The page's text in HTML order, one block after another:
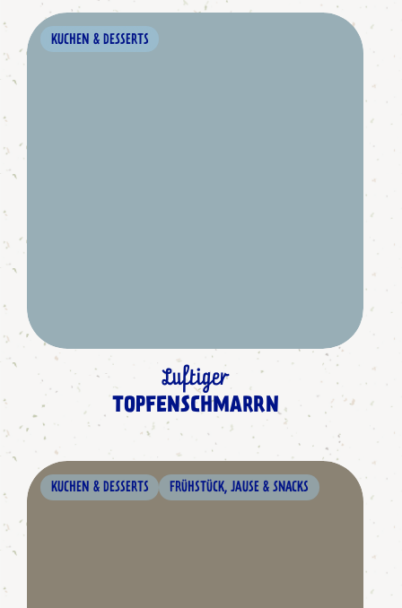
KUCHEN & DESSERTS
Luftiger
TOPFENSCHMARRN
KUCHEN & DESSERTS FRÜHSTÜCK, JAUSE & SNACKS